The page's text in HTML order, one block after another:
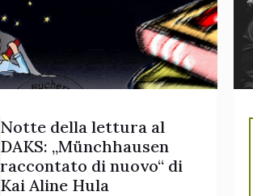
Notte della lettura al
DAKS: „Münchhausen
raccontato di nuovo“ di
Kai Aline Hula